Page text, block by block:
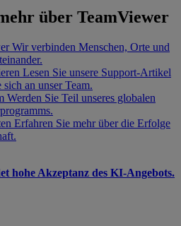
über TeamViewer
Wir verbinden Menschen, Orte und
Lesen Sie unsere Support-Artikel
an unser Team.
Werden Sie Teil unseres globalen
Erfahren Sie mehr über die Erfolge
hohe Akzeptanz des KI-Angebots.